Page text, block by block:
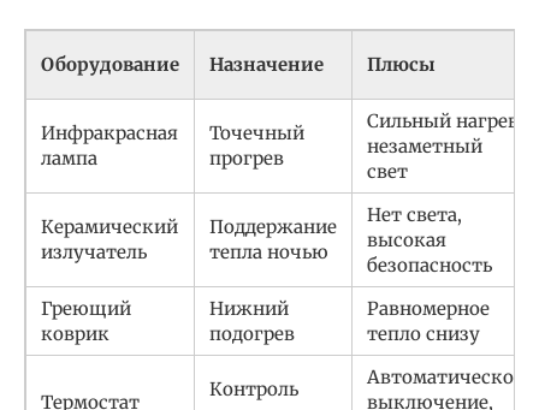
Оборудование Назначение Плюсы
Инфракрасная
лампа
Точечный
прогрев
Сильный нагрев,
незаметный
свет
Керамический
излучатель
Поддержание
тепла ночью
Нет света,
высокая
безопасность
Греющий
коврик
Нижний
подогрев
Равномерное
тепло снизу
Термостат
Контроль
Автоматическое
выключение,